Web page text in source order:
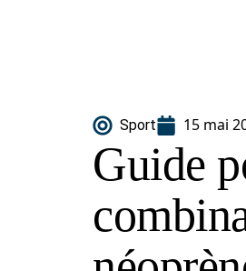
Sport 15 mai
Guide